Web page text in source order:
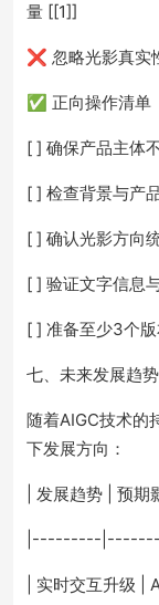
量 [[1]]
❌ 忽略光影真
✅ 正向操作清单
[ ] 确保产品主体
[ ] 检查背景与产
[ ] 确认光影方向
[ ] 验证文字信息
[ ] 准备至少3个
七、未来发展趋
随着AIGC技术的
下发展方向：
| 发展趋势 | 预期
|---------
| 实时交互升级 |